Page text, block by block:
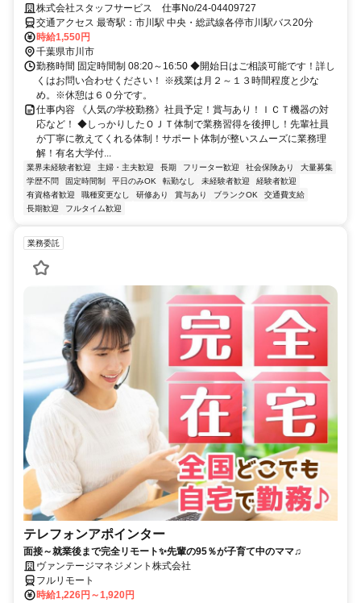
器の対応など！ 直接雇用実績あり！
株式会社スタッフサービス 仕事No/24-04409727
交通アクセス 最寄駅：市川駅 中央・総武線各停市川駅バス20分
時給1,550円
千葉県市川市
勤務時間 固定時間制 08:20～16:50 ◆開始日はご相談可能です！詳し
くはお問い合わせください！ ※残業は月２～１３時間程度と少な
め。※休憩は６０分です。
仕事内容 《人気の学校勤務》社員予定！賞与あり！ＩＣＴ機器の対
応など！ ◆しっかりしたＯＪＴ体制で業務習得を後押し！先輩社員
が丁寧に教えてくれる体制！サポート体制が整いスムーズに業務理
解！有名大学付...
業界未経験者歓迎 主婦・主夫歓迎 長期 フリーター歓迎 社会保険あり
大量募集
学歴不問
固定時間制 平日のみOK 転勤なし 未経験者歓迎
経験者歓迎
有資格者歓迎
職種変更なし 研修あり 賞与あり ブランクOK
交通費支給
長期歓迎
フルタイム歓迎
業務委託
テレフォンアポインター
面接～就業後まで完全リモート✨先輩の95％が子育て中のママ♫
ヴァンテージマネジメント株式会社
フルリモート
時給1,226円～1,920円